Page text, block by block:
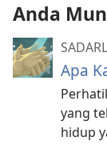
Anda
Apa
yang
hidup